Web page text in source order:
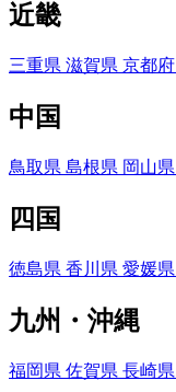
近畿
三重県 滋賀県 京都府
中国
鳥取県 島根県 岡山県
四国
徳島県 香川県 愛媛県
九州・沖縄
福岡県 佐賀県 長崎県